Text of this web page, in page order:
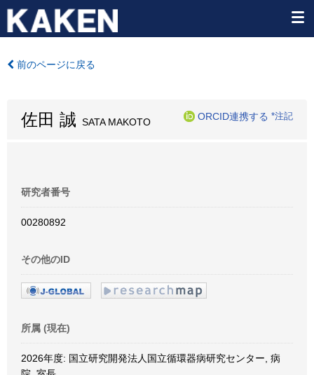
前のページに戻る
佐田 誠 SATA MAKOTO
ORCID連携する *注記
研究者番号
00280892
その他のID
所属 (現在)
2026年度: 国立研究開発法人国立循環器病研究センター, 病